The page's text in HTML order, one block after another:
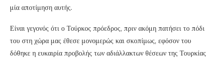
μία αποτίμηση αυτής.
Είναι γεγονός ότι ο Τούρκος πρόεδρος, πριν ακόμη πατήσει το πόδι
του στη χώρα μας έθεσε μονομερώς και σκοπίμως, εφόσον του
δόθηκε η ευκαιρία προβολής των αδιάλλακτων θέσεων της Τουρκίας